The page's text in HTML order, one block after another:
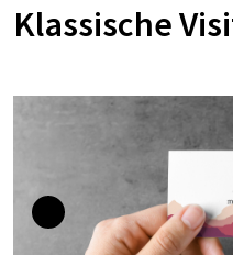
Klassische